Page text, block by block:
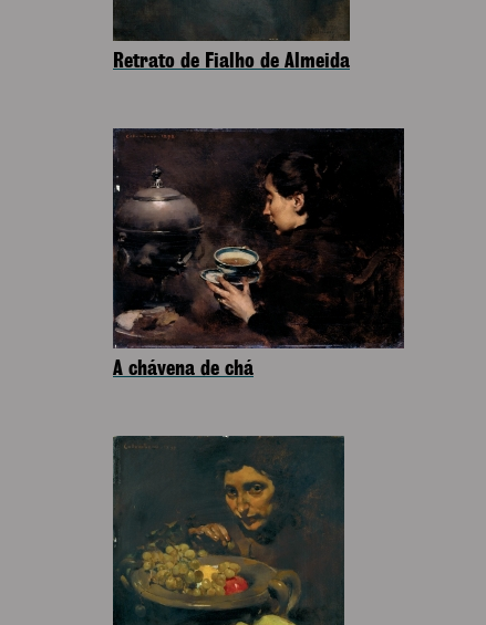
Retrato de Fialho de Almeida
A chávena de chá